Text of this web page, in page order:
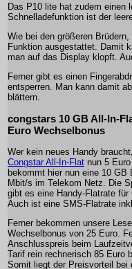
Das P10 lite hat zudem einen
Schnelladefunktion ist der
Wie bei den größeren
Funktion ausgestattet. Damit
man auf das Display klopft.
Ferner gibt es einen
entsperren. Man kann damit
blättern.
congstars 10 GB All-In-
Euro Wechselbonus
Wer kein neues Handy
Congstar All-In-Flat nun 5
bekommt hier nun eine 10
Mbit/s im Telekom Netz. Die
gibt es eine Handy-Flatrate
Auch ist eine SMS-Flatrate
Ferner bekommen unsere
Wechselbonus von 25 Euro.
Anschlusspreis beim
Tarif rein rechnerisch 85 Euro
Somit liegt der Preisvorteil bei